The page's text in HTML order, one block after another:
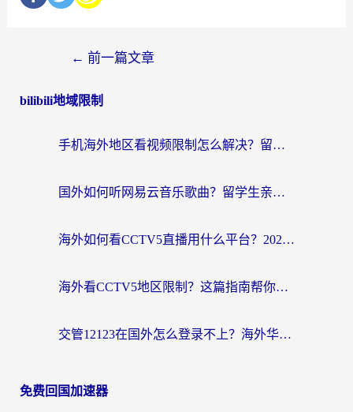
← 前一篇文章
bilibili地域限制
手机海外地区看视频限制怎么解决？留学生亲测有效的回国加速器指南
国外如何听网易云音乐歌曲？留学生亲测有效的回国加速方案
海外如何看CCTV5直播用什么平台？2026最新指南：看欧洲杯、中超、奥运不再卡
海外看CCTV5地区限制？这篇指南帮你流畅看欧洲杯、NBA还听中文解说
交管12123在国外怎么登录不上？海外华人必看的回国加速器选择指南
免费回国加速器